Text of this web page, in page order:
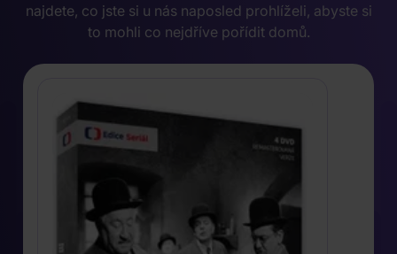
najdete, co jste si u nás naposled prohlíželi, abyste si
to mohli co nejdříve pořídit domů.